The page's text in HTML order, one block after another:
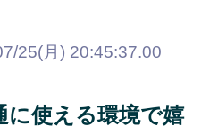
25(月) 20:45:37.00
に使える環境で嬉